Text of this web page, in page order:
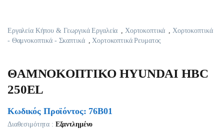
Εργαλεία Κήπου & Γεωργικά Εργαλεία Χορτοκοπτικά
Χορτοκοπτικά
- Θαμνοκοπτικά - Σκαπτικά
Χορτοκοπτικά Ρευματος
ΘAMNOKOΠTIKO HYUNDAI HBC
250EL
Κωδικός Προϊόντος: 76B01
Διαθεσιμότητα : Εξαντλημένο